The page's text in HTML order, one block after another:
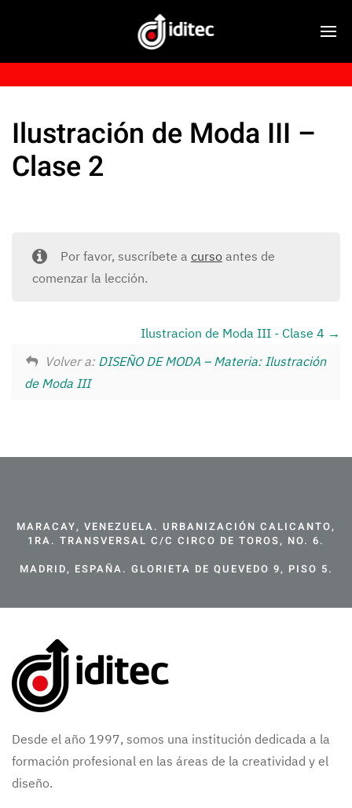
Ilustración de Moda III –
Clase 2
Por favor, suscríbete a cursoantes de
comenzar la lección.
Ilustracion de Moda III - Clase 4
Volver a: DISEÑO DE MODA – Materia: Ilustración
de Moda III
MARACAY, VENEZUELA. URBANIZACIÓN CALICANTO,
1RA. TRANSVERSAL C/C CIRCO DE TOROS, NO. 6.
MADRID, ESPAÑA. GLORIETA DE QUEVEDO 9, PISO 5.
Desde el año 1997, somos una institución dedicada a la
formación profesional en las áreas de la creatividad y el
diseño.